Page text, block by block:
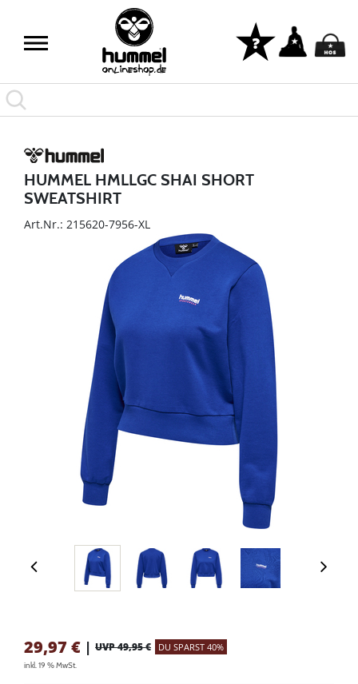
HUMMEL HMLLGC SHAI SHORT
SWEATSHIRT
Art.Nr.: 215620-7956-XL
29,97 € | UVP 49,95 € DU SPARST 40%
inkl. 19 % MwSt.